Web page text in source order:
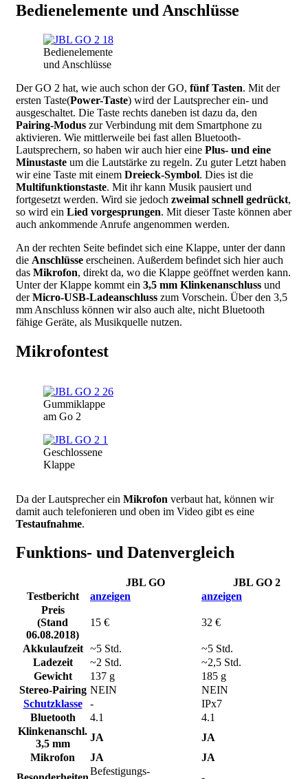
Bedienelemente und Anschlüsse
Bedienelemente
und Anschlüsse
Der GO 2 hat, wie auch schon der GO, fünf Tasten. Mit der
ersten Taste(Power-Taste) wird der Lautsprecher ein- und
ausgeschaltet. Die Taste rechts daneben ist dazu da, den
Pairing-Modus zur Verbindung mit dem Smartphone zu
aktivieren. Wie mittlerweile bei fast allen Bluetooth-
Lautsprechern, so haben wir auch hier eine Plus- und eine
Minustaste um die Lautstärke zu regeln. Zu guter Letzt haben
wir eine Taste mit einem Dreieck-Symbol. Dies ist die
Multifunktionstaste. Mit ihr kann Musik pausiert und
fortgesetzt werden. Wird sie jedoch zweimal schnell gedrückt,
so wird ein Lied vorgesprungen. Mit dieser Taste können aber
auch ankommende Anrufe angenommen werden.
An der rechten Seite befindet sich eine Klappe, unter der dann
die Anschlüsse erscheinen. Außerdem befindet sich hier auch
das Mikrofon, direkt da, wo die Klappe geöffnet werden kann.
Unter der Klappe kommt ein 3,5 mm Klinkenanschluss und
derMicro-USB-Ladeanschluss zum Vorschein. Über den 3,5
mm Anschluss können wir also auch alte, nicht Bluetooth
fähige Geräte, als Musikquelle nutzen.
Mikrofontest
Image
Gummiklappe
am Go 2
Image
Geschlossene
Klappe
Da der Lautsprecher ein Mikrofon verbaut hat, können wir
damit auch telefonieren und oben im Video gibt es eine
Testaufnahme.
Funktions- und Datenvergleich
JBL GO
JBL GO 2
Testbericht
anzeigen
anzeigen
Preis
(Stand
06.08.2018)
15 € 32 €
Akkulaufzeit ~5 Std.
~5 Std.
Ladezeit
~2 Std.
~2,5 Std.
Gewicht
137 g
185 g
Stereo-Pairing NEIN
NEIN
Schutzklasse
-
IPx7
Bluetooth
4.1
4.1
Klinkenanschl.
3,5 mm
JA
JA
Mikrofon
JA
JA
Befestigungs-